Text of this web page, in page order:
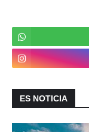
ES NOTICIA